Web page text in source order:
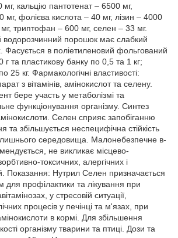
кальцію пантотенат – 6500 мг,
мг, фолієва кислота – 40 мг, лізин – 4000
мг, триптофан – 600 мг, селен – 33 мг.
водорозчинний порошок має слабкий
Фасується в поліетиленовий фольгований
г та пластикову банку по 0,5 та 1 кг;
25 кг. Фармакологічні властивості:
з вітамінів, амінокислот та селену.
бере участь у метаболізмі та
функціонування організму. Синтез
Селен сприяє запобіганню
та збільшується неспецифічна стійкість
середовища. Малонебезпечне в-
не викликає місцево-
токсичних, алергічних і
Показання: Нутрил Селен призначається
для профілактики та лікування при
у стресовій ситуації,
процесів у печінці та м'язах, при
в кормі. Для збільшення
організму тварини та птиці. Дози та